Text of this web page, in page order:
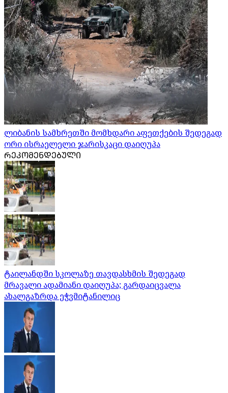
ლიბანის სამხრეთში მომხდარი აფეთქების შედეგად
ორი ისრაელელი ჯარისკაცი დაიღუპა
ᲠᲔᲙᲝᲛᲔᲜᲓᲔᲑᲣᲚᲘ
ტაილანდში სკოლაზე თავდასხმის შედეგად
მრავალი ადამიანი დაიღუპა; გარდაიცვალა
ახალგაზრდა ეჭვმიტანილიც